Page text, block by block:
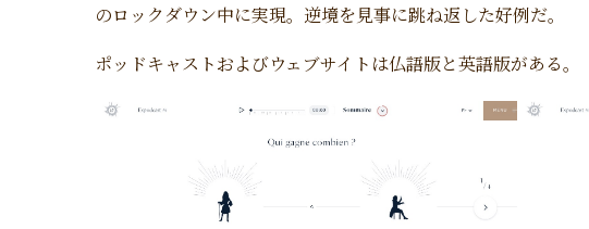
のロックダウン中に実現。逆境を見事に跳ね返した好例だ。
ポッドキャストおよびウェブサイトは仏語版と英語版がある。